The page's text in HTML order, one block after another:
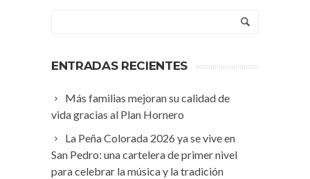
ENTRADAS RECIENTES
Más familias mejoran su calidad de
vida gracias al Plan Hornero
La Peña Colorada 2026 ya se vive en
San Pedro: una cartelera de primer nivel
para celebrar la música y la tradición